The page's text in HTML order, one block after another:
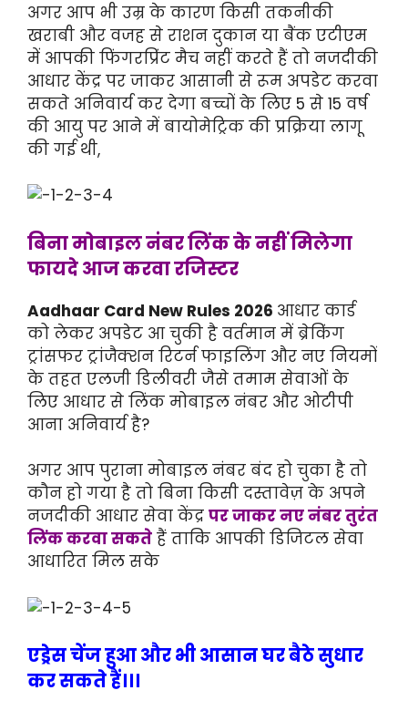
अगर आप भी उम्र के कारण किसी तकनीकी
खराबी और वजह से राशन दुकान या बैंक एटीएम
में आपकी फिंगरप्रिंट मैच नहीं करते हैं तो नजदीकी
आधार केंद्र पर जाकर आसानी से रूम अपडेट करवा
सकते अनिवार्य कर देगा बच्चों के लिए 5 से 15 वर्ष
की आयु पर आने में बायोमेट्रिक की प्रक्रिया लागू
की गई थी,
बिना मोबाइल नंबर लिंक के नहीं मिलेगा
फायदे आज करवा रजिस्टर
Aadhaar Card New Rules 2026 आधार कार्ड
को लेकर अपडेट आ चुकी है वर्तमान में ब्रेकिंग
ट्रांसफर ट्रांजैक्शन रिटर्न फाइलिंग और नए नियमों
के तहत एलजी डिलीवरी जैसे तमाम सेवाओं के
लिए आधार से लिंक मोबाइल नंबर और ओटीपी
आना अनिवार्य है?
अगर आप पुराना मोबाइल नंबर बंद हो चुका है तो
कौन हो गया है तो बिना किसी दस्तावेज़ के अपने
नजदीकी आधार सेवा केंद्र पर जाकर नए नंबर तुरंत
लिंक करवा सकते हैं ताकि आपकी डिजिटल सेवा
आधारित मिल सके
एड्रेस चेंज हुआ और भी आसान घर बैठे सुधार
कर सकते हैं।।।